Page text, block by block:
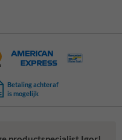
Betaling achteraf
is mogelijk